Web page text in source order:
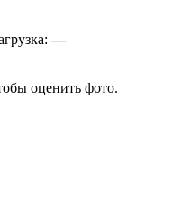
—
оценить фото.